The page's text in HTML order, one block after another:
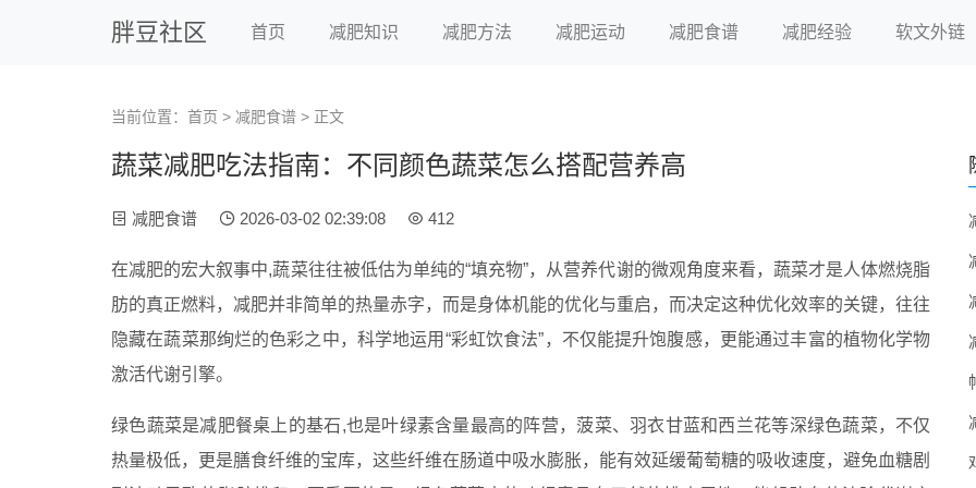
胖豆社区 首页 减肥知识 减肥方法 减肥运动 减肥食谱 减肥经验 软文外链
当前位置： 首页 > 减肥食谱 > 正文
蔬菜减肥吃法指南：不同颜色蔬菜怎么搭配营养高
减肥食谱 2026-03-02 02:39:08 412
在减肥的宏大叙事中,蔬菜往往被低估为单纯的“填充物”，从营养代谢的微观角度来看，蔬菜才是人体燃烧脂
肪的真正燃料，减肥并非简单的热量赤字，而是身体机能的优化与重启，而决定这种优化效率的关键，往往
隐藏在蔬菜那绚烂的色彩之中，科学地运用“彩虹饮食法”，不仅能提升饱腹感，更能通过丰富的植物化学物
激活代谢引擎。
绿色蔬菜是减肥餐桌上的基石,也是叶绿素含量最高的阵营，菠菜、羽衣甘蓝和西兰花等深绿色蔬菜，不仅
热量极低，更是膳食纤维的宝库，这些纤维在肠道中吸水膨胀，能有效延缓葡萄糖的吸收速度，避免血糖剧